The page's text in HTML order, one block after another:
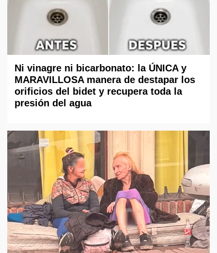
Ni vinagre ni bicarbonato: la ÚNICA y
MARAVILLOSA manera de destapar los
orificios del bidet y recupera toda la
presión del agua